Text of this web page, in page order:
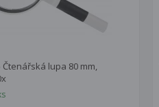
Čtenářská lupa 80 mm,